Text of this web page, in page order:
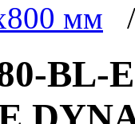
мм
BL-